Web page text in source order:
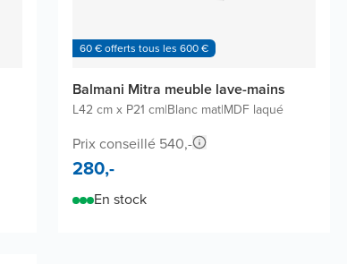
60 € offerts tous les 600 €
Balmani Mitra meuble lave-mains
L42 cm x P21 cm|Blanc mat|MDF laqué
Prix conseillé 540,-
280,-
En stock